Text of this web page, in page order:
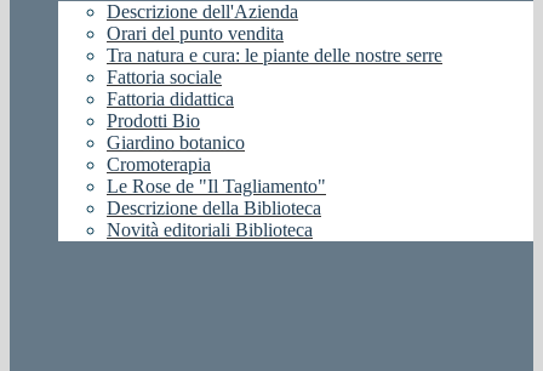
Descrizione dell'Azienda
Orari del punto vendita
Tra natura e cura: le piante delle nostre serre
Fattoria sociale
Fattoria didattica
Prodotti Bio
Giardino botanico
Cromoterapia
Le Rose de "Il Tagliamento"
Descrizione della Biblioteca
Novità editoriali Biblioteca